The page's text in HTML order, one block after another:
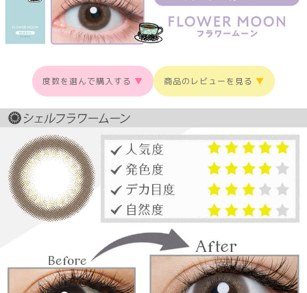
度数を選んで購入する ▼ 商品のレビューを見る ▼